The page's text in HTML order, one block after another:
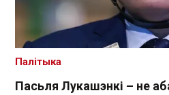
Пасьля Лукашэнкі – не
Палітыка